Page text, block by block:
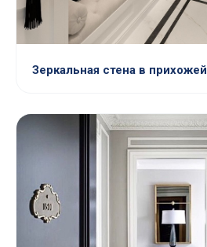
Зеркальная стена в прихожей